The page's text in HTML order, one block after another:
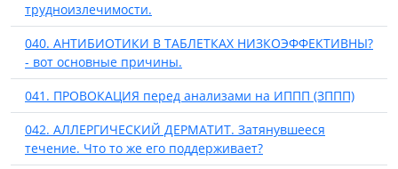
трудноизлечимости.
040. АНТИБИОТИКИ В ТАБЛЕТКАХ НИЗКОЭФФЕКТИВНЫ?
- вот основные причины.
041. ПРОВОКАЦИЯ перед анализами на ИППП (ЗППП)
042. АЛЛЕРГИЧЕСКИЙ ДЕРМАТИТ. Затянувшееся
течение. Что то же его поддерживает?